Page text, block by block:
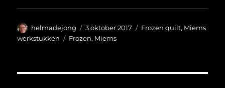
Auteur
helmadejong
Geplaatst
op
3 oktober 2017 Categorieën
Frozen quilt, Miems
werkstukken
Tags
Frozen, Miems